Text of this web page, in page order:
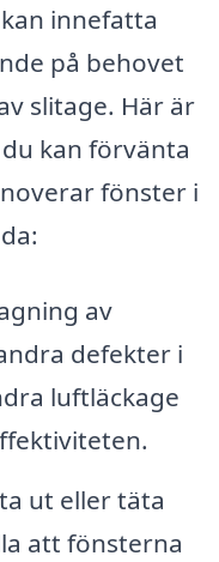
innefatta
på behovet
slitage. Här är
kan förvänta
fönster i
av
defekter i
luftläckage
ut eller täta
att fönsterna